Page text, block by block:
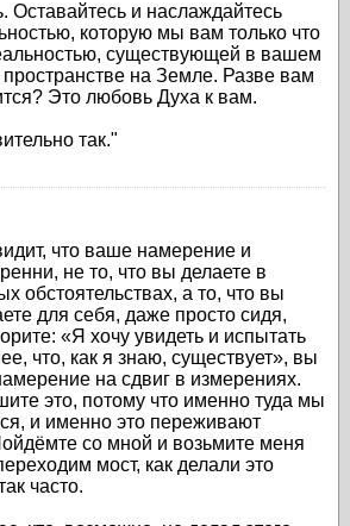
Оставайтесь и наслаждайтесь
которую мы вам только что
существующей в вашем
на Земле. Разве вам
Это любовь Духа к вам.
так."
что ваше намерение и
не то, что вы делаете в
обстоятельствах, а то, что вы
для себя, даже просто сидя,
«Я хочу увидеть и испытать
что, как я знаю, существует», вы
на сдвиг в измерениях.
это, потому что именно туда мы
и именно это переживают
со мной и возьмите меня
мост, как делали это
часто.